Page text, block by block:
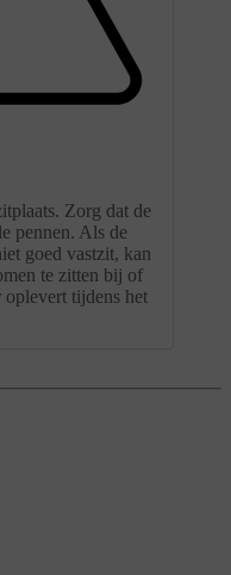
Zorg dat de
pennen. Als de
goed vastzit, kan
te zitten bij of
oplevert tijdens het